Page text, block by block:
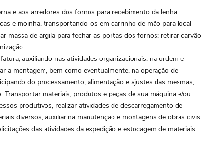
e aos arredores dos fornos para recebimento da lenha
e moinha, transportando-os em carrinho de mão para local
massa de argila para fechar as portas dos fornos; retirar carvão
auxiliando nas atividades organizacionais, na ordem e
a montagem, bem como eventualmente, na operação de
do processamento, alimentação e ajustes das mesmas,
Transportar materiais, produtos e peças de sua máquina e/ou
produtivos, realizar atividades de descarregamento de
diversos; auxiliar na manutenção e montagens de obras civis
das atividades da expedição e estocagem de materiais